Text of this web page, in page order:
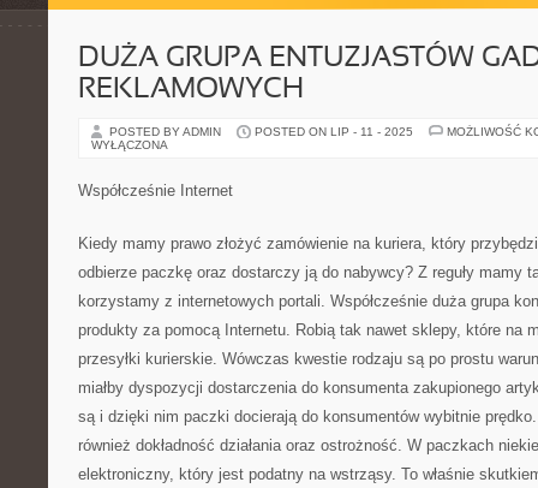
DUŻA GRUPA ENTUZJASTÓW
REKLAMOWYCH
POSTED BY ADMIN POSTED ON LIP - 11 - 2025
MOŻLIWOŚĆ
WYŁĄCZONA
Współcześnie Internet
Kiedy mamy prawo złożyć zamówienie na kuriera, który
odbierze paczkę oraz dostarczy ją do nabywcy? Z reguły mamy
korzystamy z internetowych portali. Współcześnie duża grupa
produkty za pomocą Internetu. Robią tak nawet sklepy, które na
przesyłki kurierskie. Wówczas kwestie rodzaju są po prostu
miałby dyspozycji dostarczenia do konsumenta zakupionego
są i dzięki nim paczki docierają do konsumentów wybitnie
również dokładność działania oraz ostrożność. W paczkach
elektroniczny, który jest podatny na wstrząsy. To właśnie